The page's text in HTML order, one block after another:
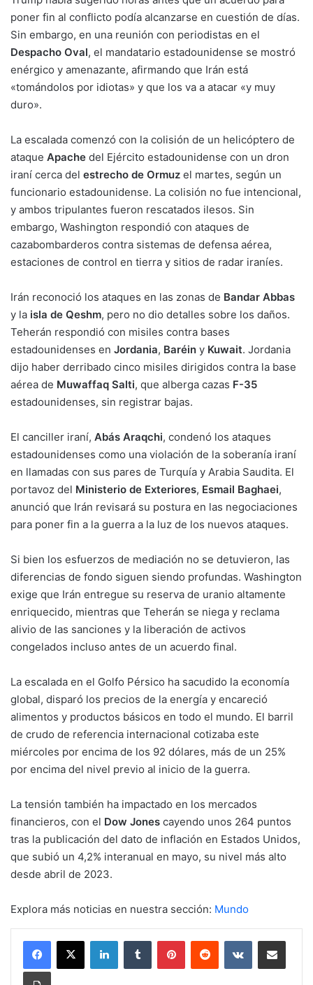
poner fin al conflicto podía alcanzarse en cuestión de días.
Sin embargo, en una reunión con periodistas en el
Despacho Oval, el mandatario estadounidense se mostró
enérgico y amenazante, afirmando que Irán está
«tomándolos por idiotas» y que los va a atacar «y muy
duro».
La escalada comenzó con la colisión de un helicóptero de
ataque Apache del Ejército estadounidense con un dron
iraní cerca del estrecho de Ormuz el martes, según un
funcionario estadounidense. La colisión no fue intencional,
y ambos tripulantes fueron rescatados ilesos. Sin
embargo, Washington respondió con ataques de
cazabombarderos contra sistemas de defensa aérea,
estaciones de control en tierra y sitios de radar iraníes.
Irán reconoció los ataques en las zonas de Bandar Abbas
y la isla de Qeshm, pero no dio detalles sobre los daños.
Teherán respondió con misiles contra bases
estadounidenses en Jordania, Baréin y Kuwait. Jordania
dijo haber derribado cinco misiles dirigidos contra la base
aérea de Muwaffaq Salti, que alberga cazas F-35
estadounidenses, sin registrar bajas.
El canciller iraní, Abás Araqchi, condenó los ataques
estadounidenses como una violación de la soberanía iraní
en llamadas con sus pares de Turquía y Arabia Saudita. El
portavoz del Ministerio de Exteriores, Esmail Baghaei,
anunció que Irán revisará su postura en las negociaciones
para poner fin a la guerra a la luz de los nuevos ataques.
Si bien los esfuerzos de mediación no se detuvieron, las
diferencias de fondo siguen siendo profundas. Washington
exige que Irán entregue su reserva de uranio altamente
enriquecido, mientras que Teherán se niega y reclama
alivio de las sanciones y la liberación de activos
congelados incluso antes de un acuerdo final.
La escalada en el Golfo Pérsico ha sacudido la economía
global, disparó los precios de la energía y encareció
alimentos y productos básicos en todo el mundo. El barril
de crudo de referencia internacional cotizaba este
miércoles por encima de los 92 dólares, más de un 25%
por encima del nivel previo al inicio de la guerra.
La tensión también ha impactado en los mercados
financieros, con el Dow Jones cayendo unos 264 puntos
tras la publicación del dato de inflación en Estados Unidos,
que subió un 4,2% interanual en mayo, su nivel más alto
desde abril de 2023.
Explora más noticias en nuestra sección: Mundo
LinkedInTumblr PinterestReddit VKontakteCompartir por mail
Imprimir